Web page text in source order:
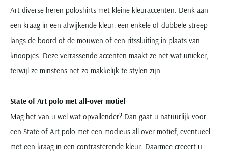
Art diverse heren poloshirts met kleine kleuraccenten. Denk aan
een kraag in een afwijkende kleur, een enkele of dubbele streep
langs de boord of de mouwen of een ritssluiting in plaats van
knoopjes. Deze verrassende accenten maakt ze net wat unieker,
terwijl ze minstens net zo makkelijk te stylen zijn.
State of Art polo met all-over motief
Mag het van u wel wat opvallender? Dan gaat u natuurlijk voor
een State of Art polo met een modieus all-over motief, eventueel
met een kraag in een contrasterende kleur. Daarmee creëert u